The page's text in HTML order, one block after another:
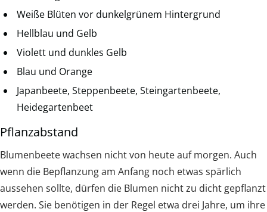
Weiße Blüten vor dunkelgrünem Hintergrund
Hellblau und Gelb
Violett und dunkles Gelb
Blau und Orange
Japanbeete, Steppenbeete, Steingartenbeete,
Heidegartenbeet
Pflanzabstand
Blumenbeete wachsen nicht von heute auf morgen. Auch
wenn die Bepflanzung am Anfang noch etwas spärlich
aussehen sollte, dürfen die Blumen nicht zu dicht gepflanzt
werden. Sie benötigen in der Regel etwa drei Jahre, um ihre